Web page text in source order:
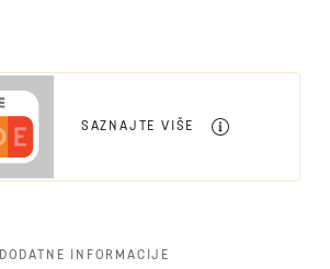
SAZNAJTE VIŠE
DODATNE INFORMACIJE